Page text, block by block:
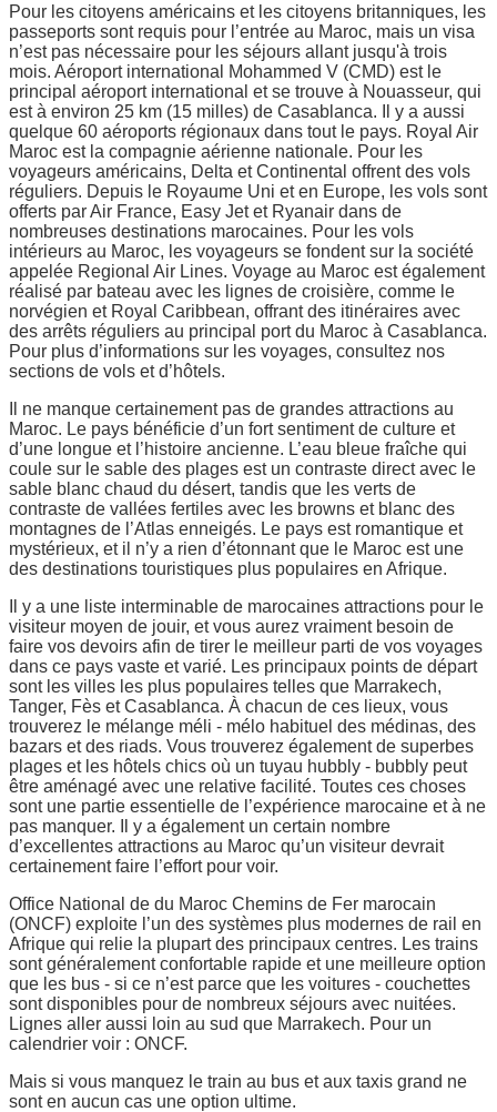
Pour les citoyens américains et les citoyens britanniques, les
passeports sont requis pour l’entrée au Maroc, mais un visa
n’est pas nécessaire pour les séjours allant jusqu'à trois
mois. Aéroport international Mohammed V (CMD) est le
principal aéroport international et se trouve à Nouasseur, qui
est à environ 25 km (15 milles) de Casablanca. Il y a aussi
quelque 60 aéroports régionaux dans tout le pays. Royal Air
Maroc est la compagnie aérienne nationale. Pour les
voyageurs américains, Delta et Continental offrent des vols
réguliers. Depuis le Royaume Uni et en Europe, les vols sont
offerts par Air France, Easy Jet et Ryanair dans de
nombreuses destinations marocaines. Pour les vols
intérieurs au Maroc, les voyageurs se fondent sur la société
appelée Regional Air Lines. Voyage au Maroc est également
réalisé par bateau avec les lignes de croisière, comme le
norvégien et Royal Caribbean, offrant des itinéraires avec
des arrêts réguliers au principal port du Maroc à Casablanca.
Pour plus d’informations sur les voyages, consultez nos
sections de vols et d’hôtels.
Il ne manque certainement pas de grandes attractions au
Maroc. Le pays bénéficie d’un fort sentiment de culture et
d’une longue et l’histoire ancienne. L’eau bleue fraîche qui
coule sur le sable des plages est un contraste direct avec le
sable blanc chaud du désert, tandis que les verts de
contraste de vallées fertiles avec les browns et blanc des
montagnes de l’Atlas enneigés. Le pays est romantique et
mystérieux, et il n’y a rien d’étonnant que le Maroc est une
des destinations touristiques plus populaires en Afrique.
Il y a une liste interminable de marocaines attractions pour le
visiteur moyen de jouir, et vous aurez vraiment besoin de
faire vos devoirs afin de tirer le meilleur parti de vos voyages
dans ce pays vaste et varié. Les principaux points de départ
sont les villes les plus populaires telles que Marrakech,
Tanger, Fès et Casablanca. À chacun de ces lieux, vous
trouverez le mélange méli - mélo habituel des médinas, des
bazars et des riads. Vous trouverez également de superbes
plages et les hôtels chics où un tuyau hubbly - bubbly peut
être aménagé avec une relative facilité. Toutes ces choses
sont une partie essentielle de l’expérience marocaine et à ne
pas manquer. Il y a également un certain nombre
d’excellentes attractions au Maroc qu’un visiteur devrait
certainement faire l’effort pour voir.
Office National de du Maroc Chemins de Fer marocain
(ONCF) exploite l’un des systèmes plus modernes de rail en
Afrique qui relie la plupart des principaux centres. Les trains
sont généralement confortable rapide et une meilleure option
que les bus - si ce n’est parce que les voitures - couchettes
sont disponibles pour de nombreux séjours avec nuitées.
Lignes aller aussi loin au sud que Marrakech. Pour un
calendrier voir : ONCF.
Mais si vous manquez le train au bus et aux taxis grand ne
sont en aucun cas une option ultime.